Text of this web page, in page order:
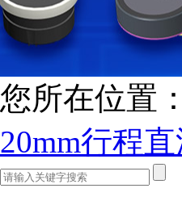
您所在位置：
20mm行程